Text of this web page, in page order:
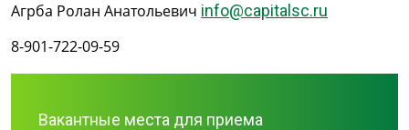
Агрба Ролан Анатольевич info@capitalsc.ru
8-901-722-09-59
Вакантные места для приема